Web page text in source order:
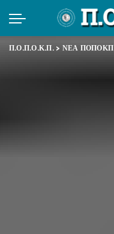
Π.Ο.Π.Ο.Κ.Π.> ΝΕΑ ΠΟΠΟΚΠ